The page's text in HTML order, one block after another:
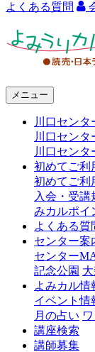
よくある質問
メニュー
川口センタ
川口センタ
川口センタ
初めてご利
初めてご利
入会・受講
みカルポイ
よくある質
センター案
センター
記念公園
よみカル情
イベント情
月の占い
講座検索
講師募集